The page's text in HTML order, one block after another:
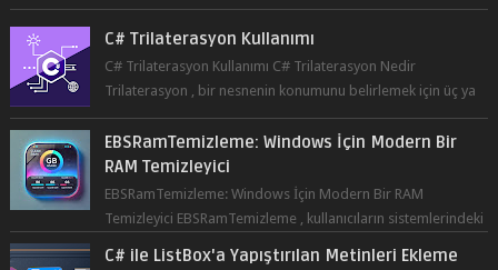
C# Trilaterasyon Kullanımı C# Trilaterasyon Nedir
Trilaterasyon , bir nesnenin konumunu belirlemek için üç ya
da daha fazla refer...
EBSRamTemizleme: Windows İçin Modern Bir
RAM Temizleyici
EBSRamTemizleme: Windows İçin Modern Bir RAM
Temizleyici EBSRamTemizleme , kullanıcıların sistemlerindeki
RAM kullanı...
C# ile ListBox'a Yapıştırılan Metinleri Ekleme
İşlemi
C# ile ListBox'a Yapıştırılan Metinleri Ekleme İşlemi Bu